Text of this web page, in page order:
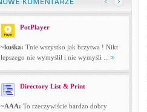
PotPlayer
~kuśka: Tnie wszystko jak brzytwa ! Nikt
lepszego nie wymyślił i nie wymyśli ...
Directory List & Print
~AAA: To rzeczywiście bardzo dobry